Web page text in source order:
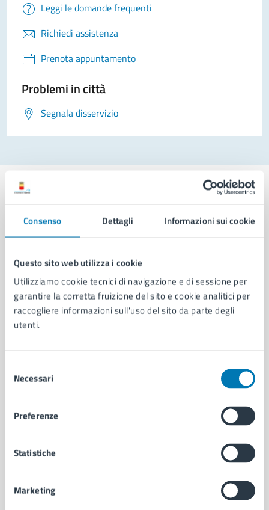
Consenso Dettagli Informazioni sui cookie
Questo sito web utilizza i cookie
Utilizziamo cookie tecnici di navigazione e di sessione per
garantire la corretta fruizione del sito e cookie analitici per
raccogliere informazioni sull'uso del sito da parte degli
utenti.
delNecessari
Preferenze
Statistiche
Marketing
Leggi le domande frequenti
Richiedi assistenza
Prenota appuntamento
Problemi in città
Segnala disservizio
Comune di Napoli
AMMINISTRAZIONE
Aree amministrative
Organi di governo
Municipalità
Uffici
Personale amministrativo
Documenti e dati
Ambiente
Autorizzazioni